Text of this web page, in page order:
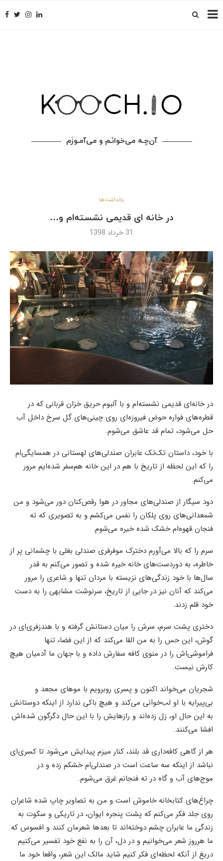
آن‌چـه می‌خوانَـم و می‌آمـوزَم
یادداشت‌ها
در خانه ‌ای قدیمی نشسته‌ام و…
31 خرداد 1398
در خانه‌ای قدیمی نشسته‌ام و با آلبوم حریق خزان قربانی که در
قطره‌های فواره حوض فیروزه‌ای روی چینی‌های گل سرخ داخل آب
حل می‌شود، تمام قد عاشق می‌شوم.
با خود، داستان تک‌تک عابران صندلی‌های لهستانی در همسایگی‌ام
را که این لحظه از تاریخ با هم در این خانه هم‌سفر شده‌ایم مرور
می‌کنم.
دود سیگار از صندلی‌های مجاور در هوا رقص‌کنان دور می‌شود و من
شمعدانی‌های روی پلکان را نفس می‌کشم و به تصویری که ته
فنجان قهوه‌ام خشک شده خیره‌ می‌شوم.
سرم را که بالا می‌آورم دخترک موفرفری صندلی بغلی با چشمانی پر از
خاطره، به دوردست‌های خانه خیره شده و تصور می‌کنم به قدر
سال‌ها با خود زندگی‌های نزیسته با مردان تنها و شاعری را مرور
می‌کند که آنان نیز در جایی از تاریخ، سرنوشت مشابهی را به دست
خود قلم زدند.
دختری پشت سرم، سرش را میان دستانش گرفته و با هندزفری‌ای در
گوش، این حس را به من القا می‌کند که از این فضا، تنها
فراموشی‌اش را در منوی کافه سفارش داده و با جهان ما آدمیان هیچ
کارش نیست.
شجریان می‌خواند اکنون و پسری روبرویم با موهای مجعد و
بی‌پیرایه با او لب‌خوانی می‌کند و هیچ باکی ندارد از اینکه دوستانش
به این حال او، زل زده‌اند و رازهایش را با این حال دگرگون شده‌اش
افشا می‌کنند.
هر از گاهی کافه‌داری قد بلند، کنار میزم پیدایش می‌شود تا کسری‌ای
نباشد از اینکه سه ساعت است در صندلی‌ام خشکم زده و در
موج‌های آب و گاه در ته فنجانم غرق می‌شوم.
چراغ‌های کتابخانه خاموش است و من به تصاویر چاپ شده شاعران
روی جلد فکر می‌کنم که پشت پنجره ایوان، در تاریکی و سکوت به
زندگی‌ ما عابران چشم دوخته‌اند تا بعدها شعرمان کنند و افسوس که
ما هرروز شعر می‌خوانیم و در دل، آن را به نفع خود تفسیر می‌کنیم
دریغ از آنکه لحظه‌ای فکر کنیم شاید مالک این شعر، واقعا خود ما